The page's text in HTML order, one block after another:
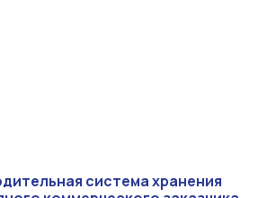
система хранения